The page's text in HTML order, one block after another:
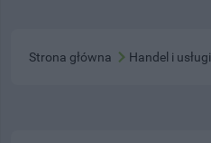
Strona główna Handel i usługi